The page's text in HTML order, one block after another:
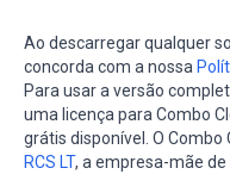
Ao descarregar qualquer
concorda com a nossa
Para usar a versão
uma licença para Combo
grátis disponível. O
RCS LT, a empresa-mãe de